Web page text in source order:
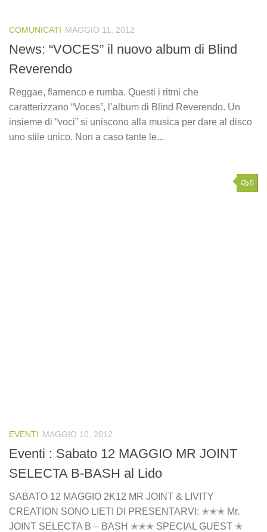
COMUNICATI MAGGIO 11, 2012
News: “VOCES” il nuovo album di Blind
Reverendo
Reggae, flamenco e rumba. Questi i ritmi che
caratterizzano “Voces”, l’album di Blind Reverendo. Un
insieme di “voci” si uniscono alla musica per dare al disco
uno stile unico. Non a caso tante le...
0
EVENTI MAGGIO 10, 2012
Eventi : Sabato 12 MAGGIO MR JOINT
SELECTA B-BASH al Lido
SABATO 12 MAGGIO 2K12 MR JOINT & LIVITY
CREATION SONO LIETI DI PRESENTARVI: ✭✭✭ Mr.
JOINT SELECTA B – BASH ✭✭✭ SPECIAL GUEST ✭